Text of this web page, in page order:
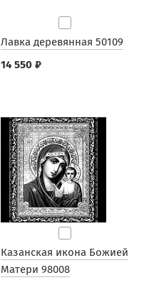
Лавка деревянная 50109
14 550 ₽
Казанская икона Божией
Матери 98008